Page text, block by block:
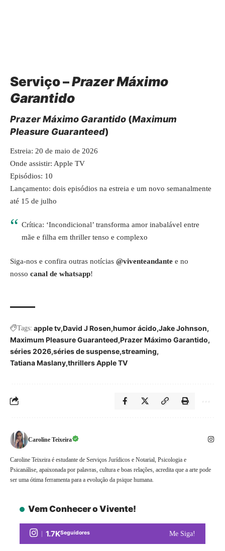
Serviço –Prazer Máximo
Garantido
Prazer Máximo Garantido (Maximum
Pleasure Guaranteed)
Estreia: 20 de maio de 2026
Onde assistir: Apple TV
Episódios: 10
Lançamento: dois episódios na estreia e um novo semanalmente
até 15 de julho
Crítica: ‘Incondicional’ transforma amor inabalável entre
mãe e filha em thriller tenso e complexo
Siga-nos e confira outras notícias @viventeandante e no
nosso canal de whatsapp!
Tags: apple tv David J Rosen humor ácido Jake Johnson
Maximum Pleasure Guaranteed Prazer Máximo Garantido
séries 2026 séries de suspense streaming
Tatiana Maslany thrillers Apple TV
Caroline Teixeira
Caroline Teixeira é estudante de Serviços Jurídicos e Notarial, Psicologia e
Psicanálise, apaixonada por palavras, cultura e boas relações, acredita que a arte pode
ser uma ótima ferramenta para a evolução da psique humana.
Vem Conhecer o Vivente!
1.7KSeguidores Me Siga!